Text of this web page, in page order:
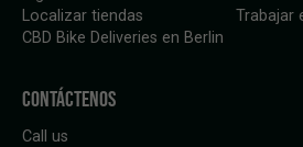
Localizar tiendas
CBD Bike Deliveries en Berlin
Trabajar
CONTÁCTENOS
Call us